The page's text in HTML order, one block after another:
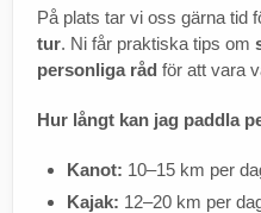
På plats tar vi oss gärna tid
tur. Ni får praktiska tips om
personliga råd för att vara
Hur långt kan jag paddla
Kanot: 10–15 km per
Kajak: 12–20 km per